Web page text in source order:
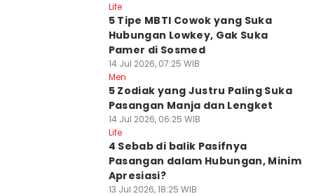
Life
5 Tipe MBTI Cowok yang Suka
Hubungan Lowkey, Gak Suka
Pamer di Sosmed
14 Jul 2026, 07:25 WIB
Men
5 Zodiak yang Justru Paling Suka
Pasangan Manja dan Lengket
14 Jul 2026, 06:25 WIB
Life
4 Sebab di balik Pasifnya
Pasangan dalam Hubungan, Minim
Apresiasi?
13 Jul 2026, 18:25 WIB